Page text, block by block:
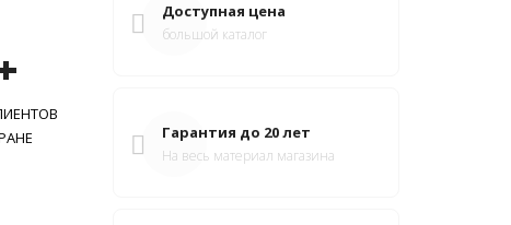
Доступная цена
большой каталог
Гарантия до 20 лет
На весь материал магазина